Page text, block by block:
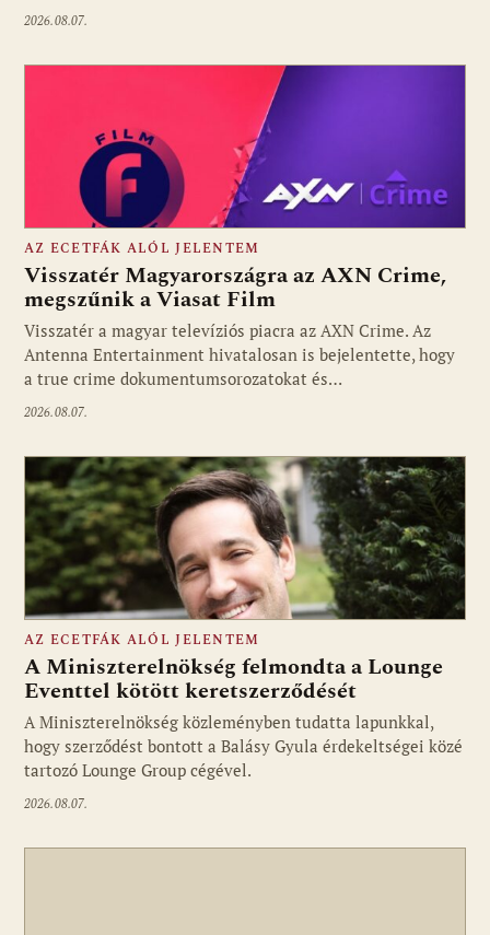
2026.08.07.
Fotó: media1.hu
AZ ECETFÁK ALÓL JELENTEM
Visszatér Magyarországra az AXN Crime,
megszűnik a Viasat Film
Visszatér a magyar televíziós piacra az AXN Crime. Az
Antenna Entertainment hivatalosan is bejelentette, hogy
a true crime dokumentumsorozatokat és…
2026.08.07.
Fotó: media1.hu
AZ ECETFÁK ALÓL JELENTEM
A Miniszterelnökség felmondta a Lounge
Eventtel kötött keretszerződését
A Miniszterelnökség közleményben tudatta lapunkkal,
hogy szerződést bontott a Balásy Gyula érdekeltségei közé
tartozó Lounge Group cégével.
2026.08.07.